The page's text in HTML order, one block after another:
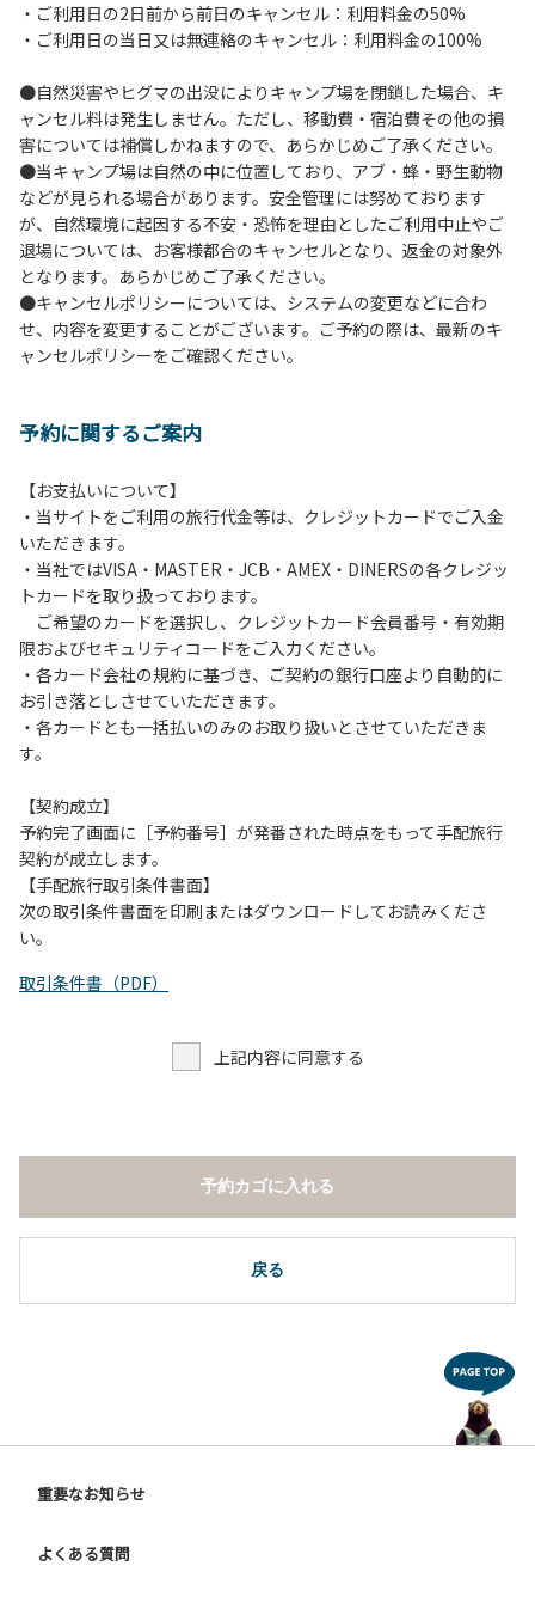
６.芝生や地面での直火による焚き火、BBQ、キャンプファ
イヤーは禁止します。
台の利用後は炭の鎮火の確認をお願いいたします。
８.バンガローの芝生にはテントは張らないでください。（タ
ープは１つまで可）
９.各自で出されましたゴミは全てお持ち帰りください。（使
用済みの炭は専用の捨て場に捨てられます。）
10.施設内および駐車場などで起きた金品等の盗難、ご利用
者間でのトラブルで生じた損害に対しては、一切の責任を負
いかねます。
11.施設の利用については管理人の指示に従ってください。従
わない場合は退場していただき、今後の利用をお断りする場
合があります。
・ご利用日の2日前から前日のキャンセル：利用料金の50%
・ご利用日の当日又は無連絡のキャンセル：利用料金の100%
●自然災害やヒグマの出没によりキャンプ場を閉鎖した場合、キ
ャンセル料は発生しません。ただし、移動費・宿泊費その他の損
害については補償しかねますので、あらかじめご了承ください。
●当キャンプ場は自然の中に位置しており、アブ・蜂・野生動物
などが見られる場合があります。安全管理には努めております
が、自然環境に起因する不安・恐怖を理由としたご利用中止やご
退場については、お客様都合のキャンセルとなり、返金の対象外
となります。あらかじめご了承ください。
●キャンセルポリシーについては、システムの変更などに合わ
せ、内容を変更することがございます。ご予約の際は、最新のキ
ャンセルポリシーをご確認ください。
予約に関するご案内
【お支払いについて】
・当サイトをご利用の旅行代金等は、クレジットカードでご入金
いただきます。
・当社ではVISA・MASTER・JCB・AMEX・DINERSの各クレジッ
トカードを取り扱っております。
ご希望のカードを選択し、クレジットカード会員番号・有効期
限およびセキュリティコードをご入力ください。
・各カード会社の規約に基づき、ご契約の銀行口座より自動的に
お引き落としさせていただきます。
・各カードとも一括払いのみのお取り扱いとさせていただきま
す。
【契約成立】
予約完了画面に［予約番号］が発番された時点をもって手配旅行
契約が成立します。
【手配旅行取引条件書面】
次の取引条件書面を印刷またはダウンロードしてお読みくださ
い。
取引条件書（PDF）
上記内容に同意する
戻る
予約カゴに入れる
重要なお知らせ
よくある質問